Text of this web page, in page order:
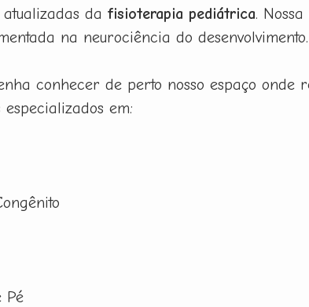
da fisioterapia pediátrica.
na neurociência do desenvolvimento.
conhecer de perto nosso espaço
especializados em:
Pé